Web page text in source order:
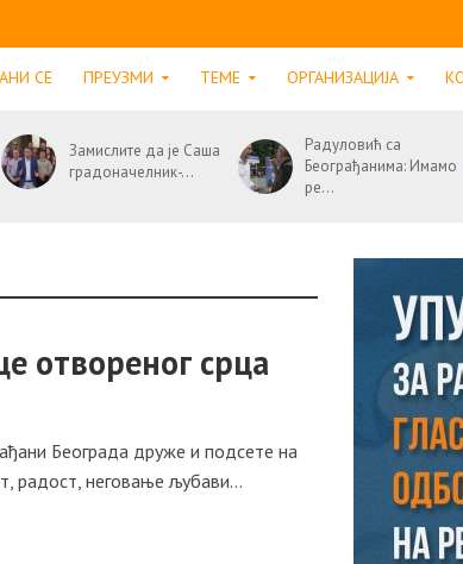
СЕ ПРЕУЗМИ ТЕМЕ ОРГАНИЗАЦИЈА
Замислите да је Саша
градоначелник-...
Радуловић са
Београђанима: Имамо
ре...
отвореног срца
Београда друже и подсете на
радост, неговање љубави...